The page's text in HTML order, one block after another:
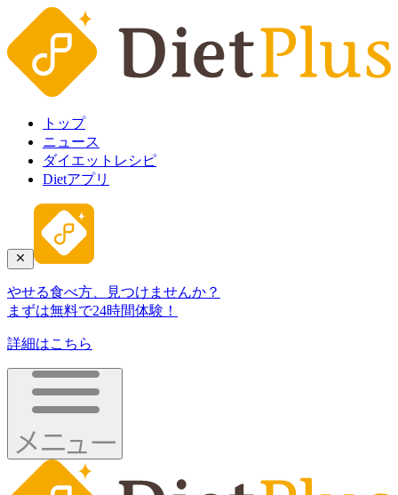
トップ
ニュース
ダイエットレシピ
Dietアプリ
やせる食べ方、見つけませんか？
まずは無料で24時間体験！
詳細はこちら